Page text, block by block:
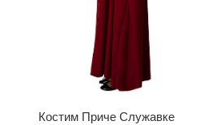
Костим Приче Служавке